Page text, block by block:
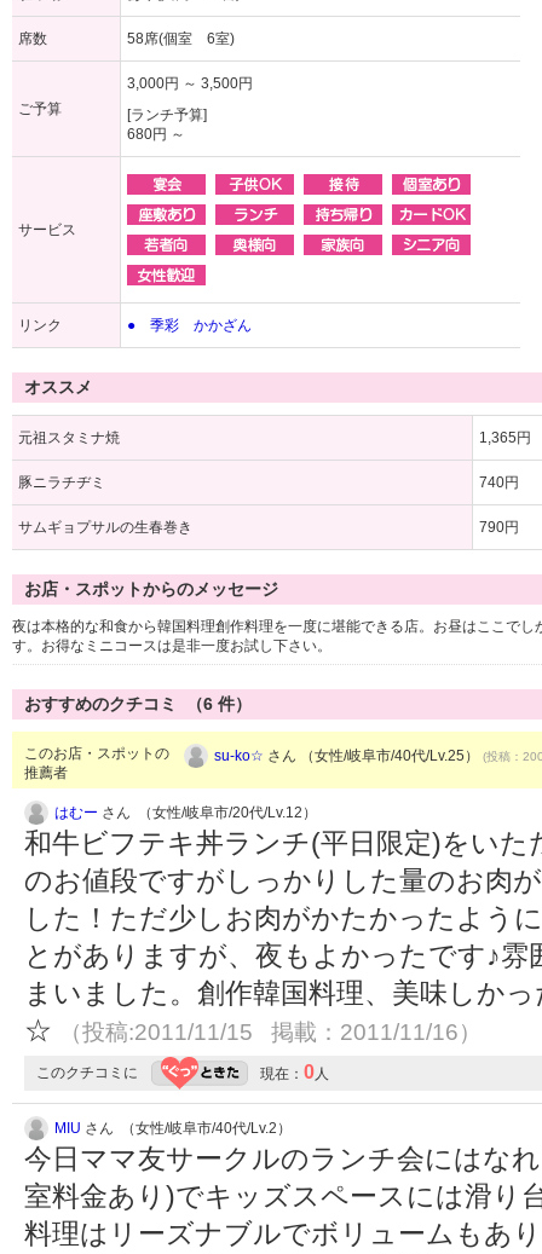
席数 58席(個室 6室)
ご予算
3,000円 ～ 3,500円
[ランチ予算]
680円 ～
サービス
リンク ● 季彩 かかざん
オススメ
元祖スタミナ焼 1,365円
豚ニラチヂミ 740円
サムギョプサルの生春巻き 790円
お店・スポットからのメッセージ
夜は本格的な和食から韓国料理創作料理を一度に堪能できる店。お昼はここで
す。お得なミニコースは是非一度お試し下さい。
おすすめのクチコミ （6 件）
このお店・スポットの
推薦者
su-ko☆ さん （女性/岐阜市/40代/Lv.25） (投稿：
はむー さん （女性/岐阜市/20代/Lv.12）
和牛ビフテキ丼ランチ(平日限定)をい
のお値段ですがしっかりした量のお肉
した！ただ少しお肉がかたかったよう
とがありますが、夜もよかったです♪
まいました。創作韓国料理、美味しか
☆
（投稿:2011/11/15 掲載：2011/11/16）
このクチコミに 現在： 0人
MIU さん （女性/岐阜市/40代/Lv.2）
今日ママ友サークルのランチ会にはな
室料金あり)でキッズスペースには滑り
料理はリーズナブルでボリュームもあ